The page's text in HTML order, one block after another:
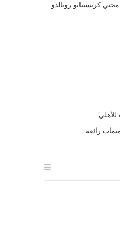
كريستيانو رونالدو